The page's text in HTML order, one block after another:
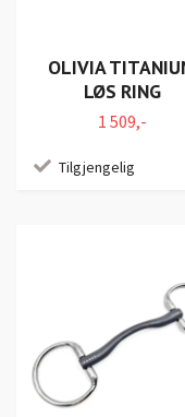
OLIVIA
LØS RING
1 509,-
Tilgjengelig